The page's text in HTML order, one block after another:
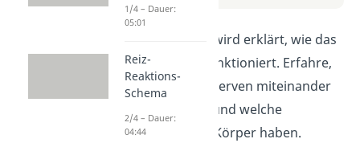
In diesem Video wird erklärt, wie das
Nervensystem funktioniert. Erfahre,
wie Gehirn und Nerven miteinander
kommunizieren und welche
Aufgaben sie im Körper haben.
1/4 – Dauer:
05:01
Reiz-
Reaktions-
Schema
2/4 – Dauer:
04:44